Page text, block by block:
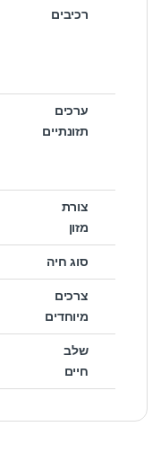
רכיבים
ערכים
תזונתיים
צורת
מזון
סוג חיה
צרכים
מיוחדים
שלב
חיים